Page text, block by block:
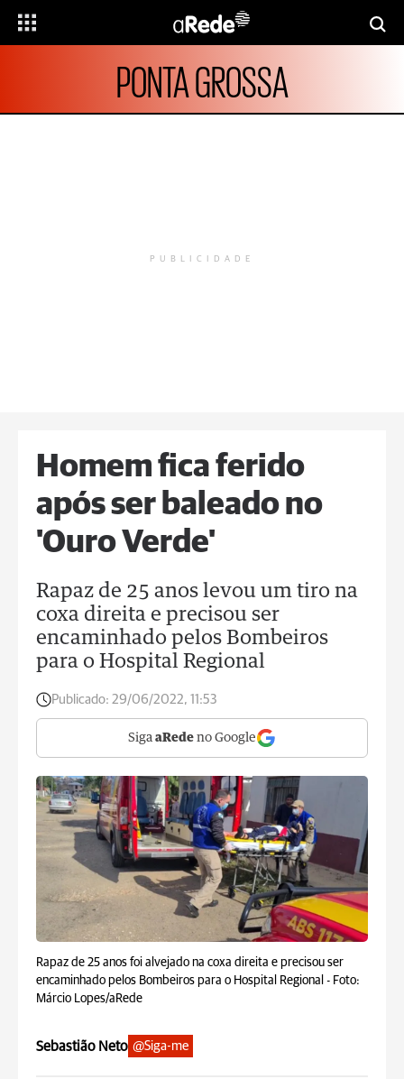
PONTA GROSSA
PUBLICIDADE
Homem fica ferido
após ser baleado no
'Ouro Verde'
Rapaz de 25 anos levou um tiro na
coxa direita e precisou ser
encaminhado pelos Bombeiros
para o Hospital Regional
Publicado: 29/06/2022, 11:53
Siga aRede no Google
Rapaz de 25 anos foi alvejado na coxa direita e precisou ser
encaminhado pelos Bombeiros para o Hospital Regional - Foto:
Márcio Lopes/aRede
Sebastião Neto @Siga-me